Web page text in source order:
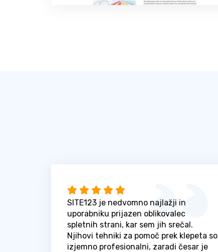
SITE123 je nedvomno najlažji in
uporabniku prijazen oblikovalec
spletnih strani, kar sem jih srečal.
Njihovi tehniki za pomoč prek klepeta so
izjemno profesionalni, zaradi česar je